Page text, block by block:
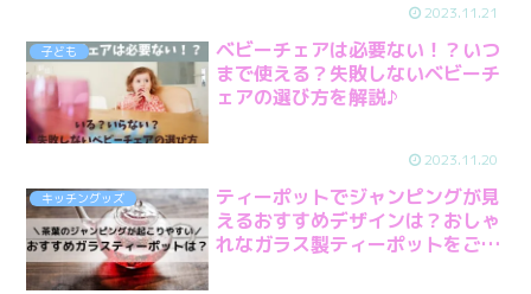
2023.11.21
子ども
ベビーチェアは必要ない！？いつ
まで使える？失敗しないベビーチ
ェアの選び方を解説♪
2023.11.20
キッチングッズ
ティーポットでジャンピングが見
えるおすすめデザインは？おしゃ
れなガラス製ティーポットをご紹